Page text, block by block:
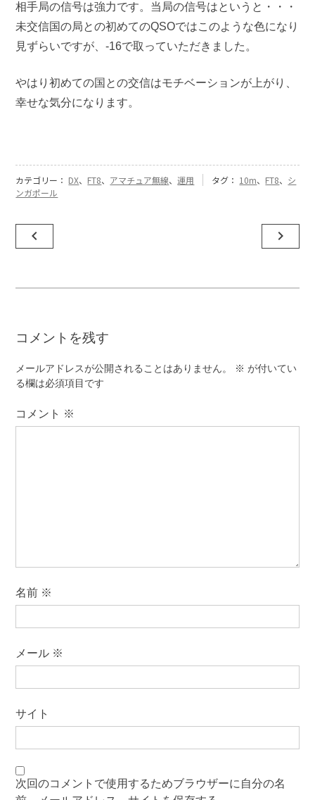
相手局の信号は強力です。当局の信号はというと・・・
未交信国の局との初めてのQSOではこのような色になり
見ずらいですが、-16で取っていただきました。
やはり初めての国との交信はモチベーションが上がり、
幸せな気分になります。
カテゴリー： DX、 FT8、 アマチュア無線、運用 タグ： 10m、 FT8、 シ
ンガポール
稿
ー
シ
ョ
navigate_before navigate_next
コメントを残す
メールアドレスが公開されることはありません。 ※ が付いてい
る欄は必須項目です
コメント ※
名前 ※
メール ※
サイト
次回のコメントで使用するためブラウザーに自分の名